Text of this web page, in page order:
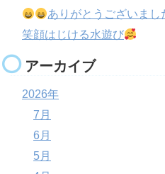
ありがとうございまし
笑顔はじける水遊び
アーカイブ
2026年
7月
6月
5月